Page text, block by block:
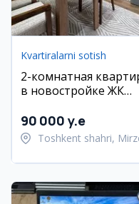
Kvartiralarni sotish
2-комнатная
в новостройке ЖК
90 000 y.e
Toshkent shahri,